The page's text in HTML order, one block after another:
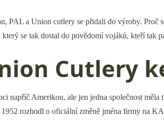
PAL a Union cutlery se přidali do výroby.
se tak dostal do povědomí vojáků, kteří tak
Cutlery
napříč Amerikou, ale jen jedna společnost
rozhodl o oficiální změně jména firmy na